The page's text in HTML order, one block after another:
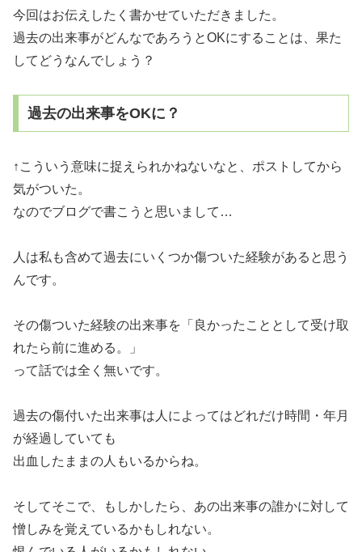
今回はお伝えしたく書かせていただきました。
過去の出来事がどんなであろうとOKにすることは、果た
してどうなんでしょう？
過去の出来事をOKに？
↑こういう意味に捉えられかねないなと、ポストしてから
気がついた。
なのでブログで書こうと思いまして…
人は私も含めて過去にいくつか傷ついた経験があると思う
んです。
その傷ついた経験の出来事を「良かったこととして受け取
れたら前に進める。」
って話では全く無いです。
過去の傷付いた出来事は人によってはどれだけ時間・年月
が経過していても
出血したままの人もいるからね。
そしてそこで、もしかしたら、あの出来事の誰かに対して
憎しみを覚えているかもしれない。